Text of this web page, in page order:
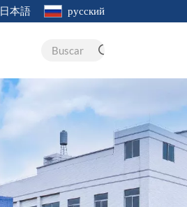
日本語 русский
Buscar